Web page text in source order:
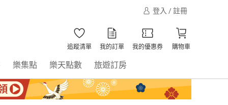
登入 / 註冊
追蹤清單 我的訂單 我的優惠券 購物車
樂集點 樂天點數 旅遊訂房